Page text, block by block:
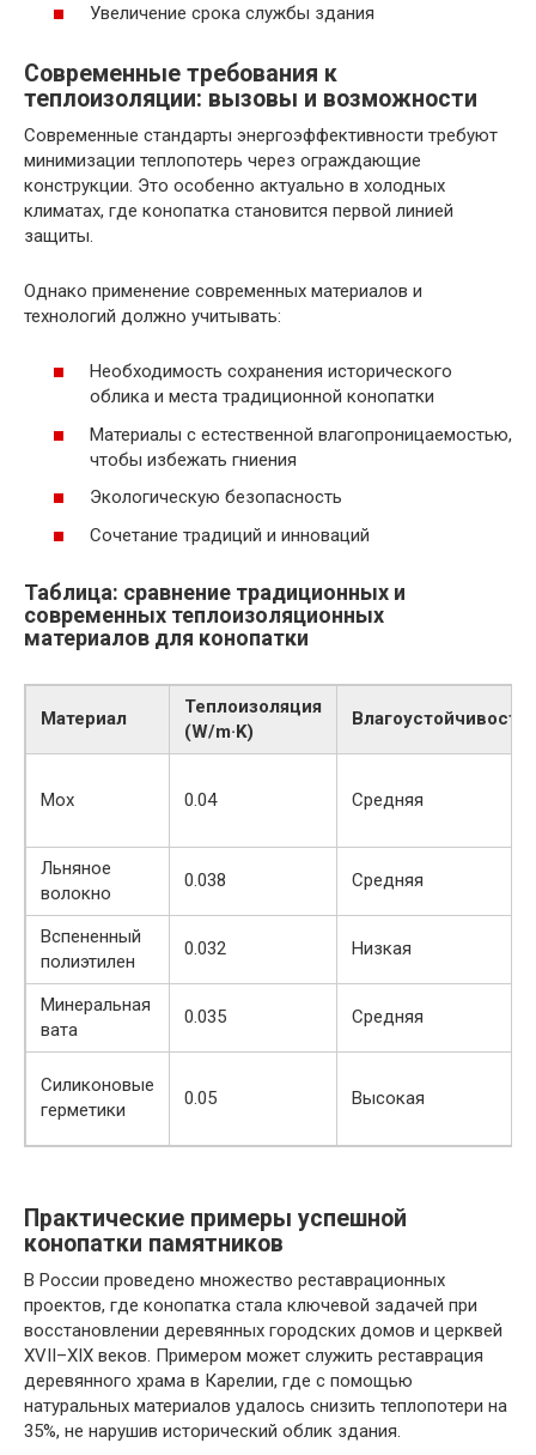
Увеличение срока службы здания
Современные требования к
теплоизоляции: вызовы и возможности
Современные стандарты энергоэффективности требуют
минимизации теплопотерь через ограждающие
конструкции. Это особенно актуально в холодных
климатах, где конопатка становится первой линией
защиты.
Однако применение современных материалов и
технологий должно учитывать:
Необходимость сохранения исторического
облика и места традиционной конопатки
Материалы с естественной влагопроницаемостью,
чтобы избежать гниения
Экологическую безопасность
Сочетание традиций и инноваций
Таблица: сравнение традиционных и
современных теплоизоляционных
материалов для конопатки
Материал
Теплоизоляция
(W/m·K)
Влагоустойчивость
Мох 0.04 Средняя
Льняное
волокно
0.038 Средняя
Вспененный
полиэтилен
0.032 Низкая
Минеральная
вата
0.035 Средняя
Силиконовые
герметики
0.05 Высокая
Практические примеры успешной
конопатки памятников
В России проведено множество реставрационных
проектов, где конопатка стала ключевой задачей при
восстановлении деревянных городских домов и церквей
XVII–XIX веков. Примером может служить реставрация
деревянного храма в Карелии, где с помощью
натуральных материалов удалось снизить теплопотери на
35%, не нарушив исторический облик здания.